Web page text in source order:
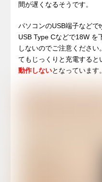
間が遅くなるそうです。
パソコンのUSB端子など
USB Type Cなどで18W を
しないのでご注意ください
てもじっくりと充電すると
動作しないとなっています。